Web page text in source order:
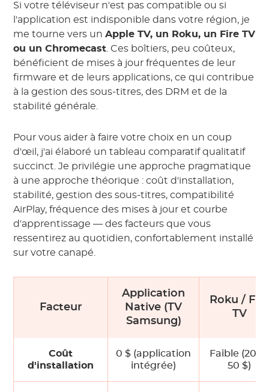
Si votre téléviseur n'est pas compatible ou si
l'application est indisponible dans votre région, je
me tourne vers unApple TV, un Roku, un Fire TV
ou un Chromecast. Ces boîtiers, peu coûteux,
bénéficient de mises à jour fréquentes de leur
firmware et de leurs applications, ce qui contribue
à la gestion des sous-titres, des DRM et de la
stabilité générale.
Pour vous aider à faire votre choix en un coup
d'œil, j'ai élaboré un tableau comparatif qualitatif
succinct. Je privilégie une approche pragmatique
à une approche théorique : coût d'installation,
stabilité, gestion des sous-titres, compatibilité
AirPlay, fréquence des mises à jour et courbe
d'apprentissage — des facteurs que vous
ressentirez au quotidien, confortablement installé
sur votre canapé.
Facteur
Application
Native (TV
Samsung)
Roku / Fire
TV
Coût
d'installation
0 $ (application
intégrée)
Faible (20 $–
50 $)